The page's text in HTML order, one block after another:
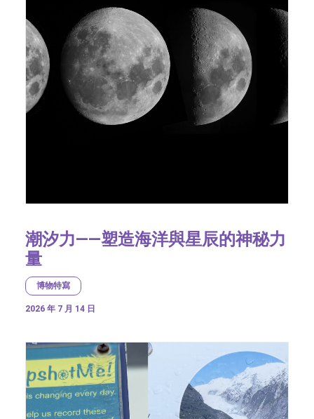
潮汐力——塑造海洋與星辰的神秘力
量
博物特寫
2026 年 7 月 14 日